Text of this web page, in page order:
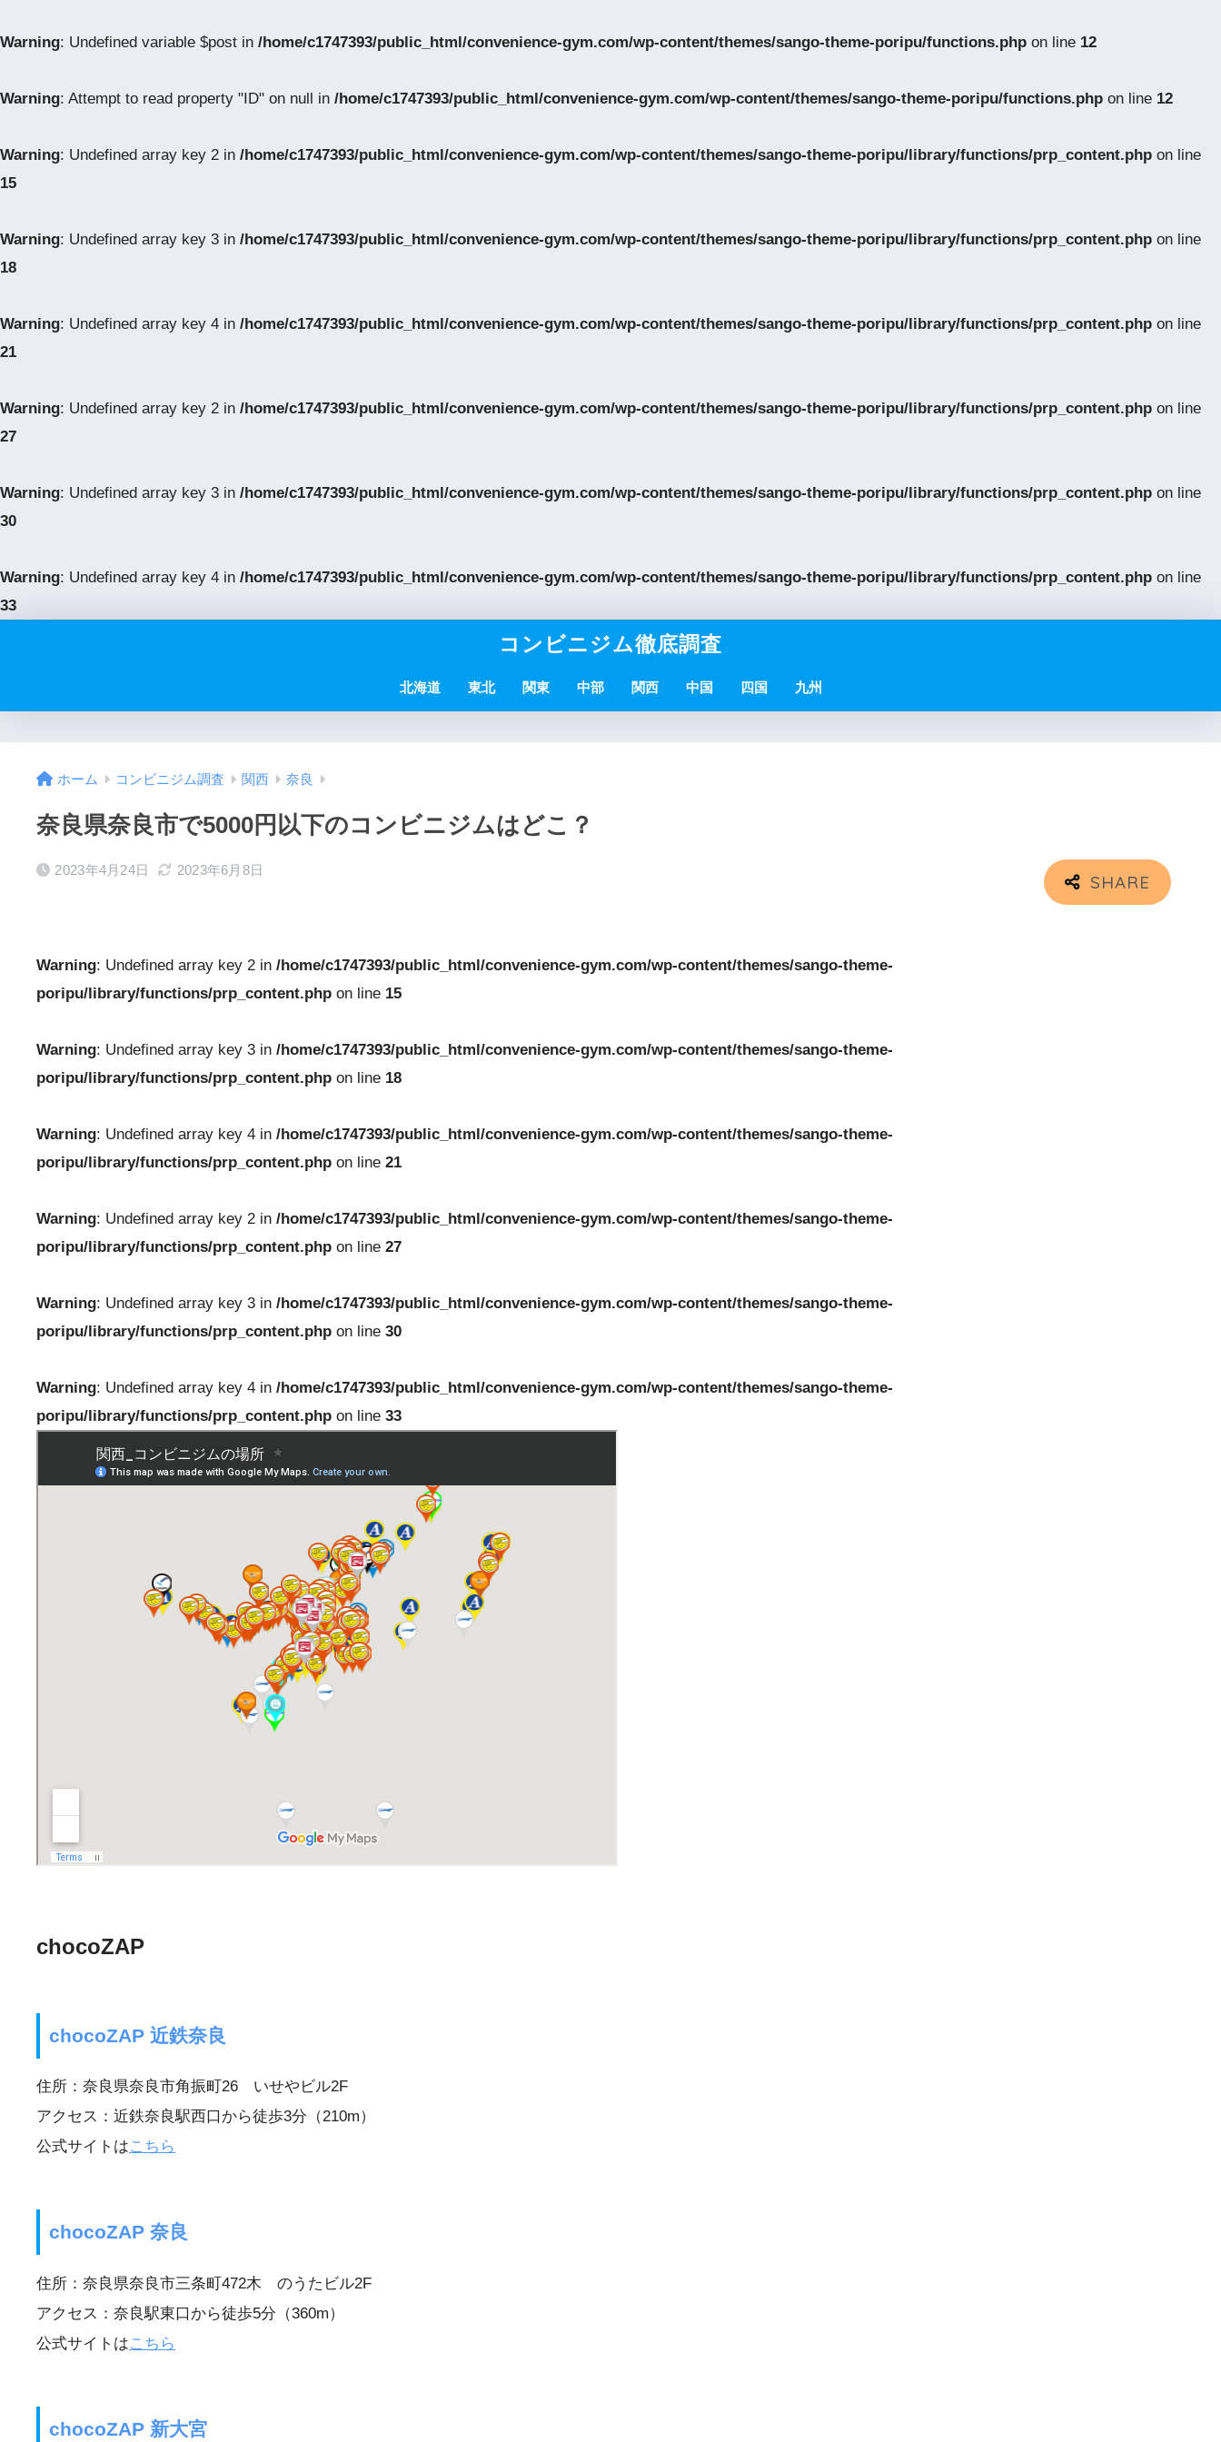
Warning: Undefined variable $post in /home/c1747393/public_html/convenience-gym.com/wp-content/themes/sango-theme-poripu/functions.php on line 12
Warning: Attempt to read property "ID" on null in /home/c1747393/public_html/convenience-gym.com/wp-content/themes/sango-theme-poripu/functions.php on line 12
Warning: Undefined array key 2 in /home/c1747393/public_html/convenience-gym.com/wp-content/themes/sango-theme-poripu/library/functions/prp_content.php on line
15
Warning: Undefined array key 3 in /home/c1747393/public_html/convenience-gym.com/wp-content/themes/sango-theme-poripu/library/functions/prp_content.php on line
18
Warning: Undefined array key 4 in /home/c1747393/public_html/convenience-gym.com/wp-content/themes/sango-theme-poripu/library/functions/prp_content.php on line
21
Warning: Undefined array key 2 in /home/c1747393/public_html/convenience-gym.com/wp-content/themes/sango-theme-poripu/library/functions/prp_content.php on line
27
Warning: Undefined array key 3 in /home/c1747393/public_html/convenience-gym.com/wp-content/themes/sango-theme-poripu/library/functions/prp_content.php on line
30
Warning: Undefined array key 4 in /home/c1747393/public_html/convenience-gym.com/wp-content/themes/sango-theme-poripu/library/functions/prp_content.php on line
33
コンビニジム徹底調査
北海道 東北 関東 中部 関西 中国 四国 九州
ホーム コンビニジム調査 関西 奈良
奈良県奈良市で5000円以下のコンビニジムはどこ？
2023年4月24日 2023年6月8日
Warning: Undefined array key 2 in /home/c1747393/public_html/convenience-gym.com/wp-content/themes/sango-theme-
poripu/library/functions/prp_content.php on line 15
Warning: Undefined array key 3 in /home/c1747393/public_html/convenience-gym.com/wp-content/themes/sango-theme-
poripu/library/functions/prp_content.php on line 18
Warning: Undefined array key 4 in /home/c1747393/public_html/convenience-gym.com/wp-content/themes/sango-theme-
poripu/library/functions/prp_content.php on line 21
Warning: Undefined array key 2 in /home/c1747393/public_html/convenience-gym.com/wp-content/themes/sango-theme-
poripu/library/functions/prp_content.php on line 27
Warning: Undefined array key 3 in /home/c1747393/public_html/convenience-gym.com/wp-content/themes/sango-theme-
poripu/library/functions/prp_content.php on line 30
Warning: Undefined array key 4 in /home/c1747393/public_html/convenience-gym.com/wp-content/themes/sango-theme-
poripu/library/functions/prp_content.php on line 33
chocoZAP
chocoZAP 近鉄奈良
住所：奈良県奈良市角振町26 いせやビル2F
アクセス：近鉄奈良駅西口から徒歩3分（210m）
公式サイトはこちら
chocoZAP 奈良
住所：奈良県奈良市三条町472木 のうたビル2F
アクセス：奈良駅東口から徒歩5分（360m）
公式サイトはこちら
chocoZAP 新大宮